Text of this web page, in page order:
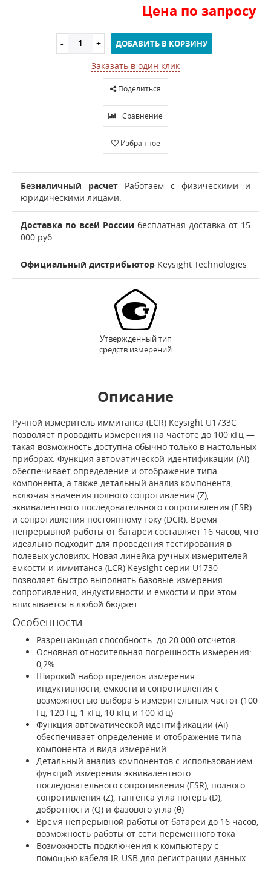
Цена по запросу
ДОБАВИТЬ В КОРЗИНУ
Заказать в один клик
Поделиться
Сравнение
Избранное
Безналичный расчет Работаем с физическими и
юридическими лицами.
Доставка по всей России бесплатная доставка от 15
000 руб.
Официальный дистрибьютор Keysight Technologies
Утвержденный тип
средств измерений
Описание
Ручной измеритель иммитанса (LCR) Keysight U1733C
позволяет проводить измерения на частоте до 100 кГц —
такая возможность доступна обычно только в настольных
приборах. Функция автоматической идентификации (Ai)
обеспечивает определение и отображение типа
компонента, а также детальный анализ компонента,
включая значения полного сопротивления (Z),
эквивалентного последовательного сопротивления (ESR)
и сопротивления постоянному току (DCR). Время
непрерывной работы от батареи составляет 16 часов, что
идеально подходит для проведения тестирования в
полевых условиях. Новая линейка ручных измерителей
емкости и иммитанса (LCR) Keysight серии U1730
позволяет быстро выполнять базовые измерения
сопротивления, индуктивности и емкости и при этом
вписывается в любой бюджет.
Особенности
Разрешающая способность: до 20 000 отсчетов
Основная относительная погрешность измерения:
0,2%
Широкий набор пределов измерения
индуктивности, емкости и сопротивления с
возможностью выбора 5 измерительных частот (100
Гц, 120 Гц, 1 кГц, 10 кГц и 100 кГц)
Функция автоматической идентификации (Ai)
обеспечивает определение и отображение типа
компонента и вида измерений
Детальный анализ компонентов с использованием
функций измерения эквивалентного
последовательного сопротивления (ESR), полного
сопротивления (Z), тангенса угла потерь (D),
добротности (Q) и фазового угла (θ)
Время непрерывной работы от батареи до 16 часов,
возможность работы от сети переменного тока
Возможность подключения к компьютеру с
помощью кабеля IR-USB для регистрации данных